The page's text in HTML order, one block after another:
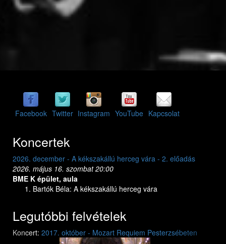
Facebook Twitter Instagram YouTube Kapcsolat
Koncertek
2026. december - A kékszakállú herceg vára - 2. előadás
2026. május 16. szombat 20:00
BME K épület, aula
Bartók Béla: A kékszakállú herceg vára
Legutóbbi felvételek
Koncert: 2017. október - Mozart Requiem Pesterzsébeten
Previous Next